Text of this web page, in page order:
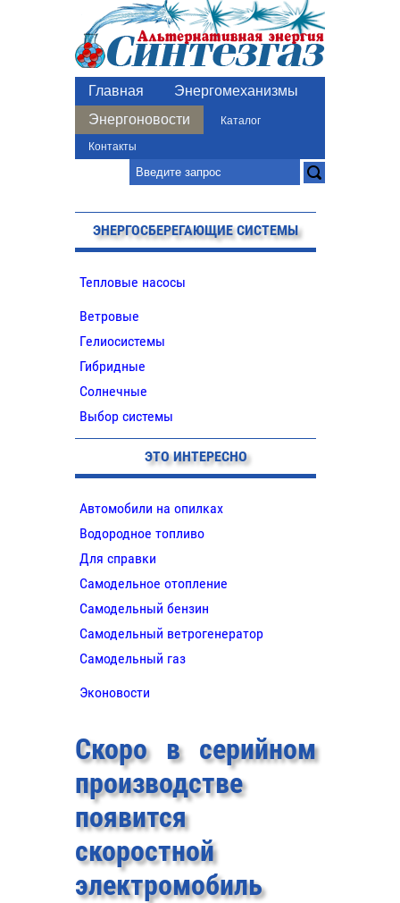
Главная
Энергомеханизмы
Энергоновости
Каталог
Контакты
ЭНЕРГОСБЕРЕГАЮЩИЕ СИСТЕМЫ
Тепловые насосы
Ветровые
Гелиосистемы
Гибридные
Солнечные
Выбор системы
ЭТО ИНТЕРЕСНО
Автомобили на опилках
Водородное топливо
Для справки
Самодельное отопление
Самодельный бензин
Самодельный ветрогенератор
Самодельный газ
Эконовости
Скоро в серийном
производстве
появится
скоростной
электромобиль